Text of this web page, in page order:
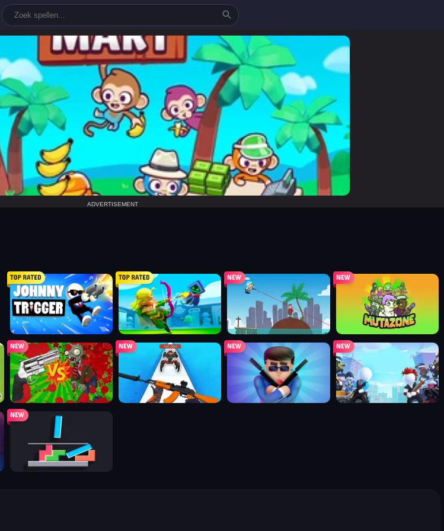
ADVERTISEMENT
johnny trigger action shooterarchero bullet bros mutazone
guns vs zombies craft weapons and shoot agent 33: bullet mode! agent squad
stacktris